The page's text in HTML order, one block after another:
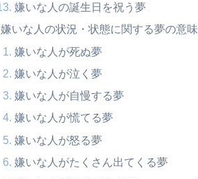
嫌いな人の誕生日を祝う夢
嫌いな人の状況・状態に関する夢の意味
嫌いな人が死ぬ夢
嫌いな人が泣く夢
嫌いな人が自慢する夢
嫌いな人が慌てる夢
嫌いな人が怒る夢
嫌いな人がたくさん出てくる夢